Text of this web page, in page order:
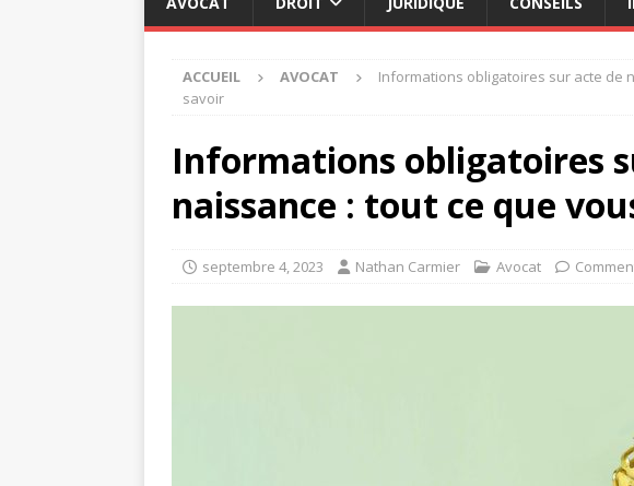
ACCUEIL AVOCAT
Informations obligatoires sur acte de
savoir
Informations obligatoires
naissance : tout ce que
septembre 4, 2023 Nathan Carmier Avocat